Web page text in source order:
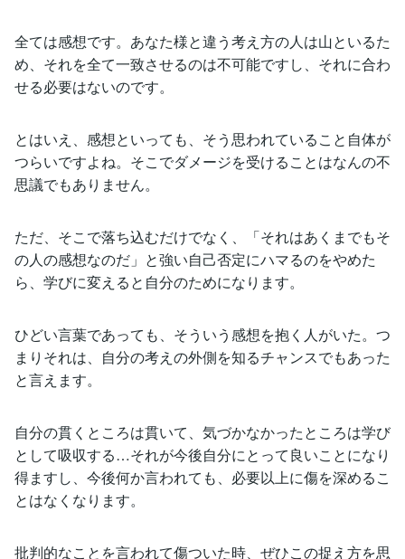
全ては感想です。あなた様と違う考え方の人は山といるた
め、それを全て一致させるのは不可能ですし、それに合わ
せる必要はないのです。
とはいえ、感想といっても、そう思われていること自体が
つらいですよね。そこでダメージを受けることはなんの不
思議でもありません。
ただ、そこで落ち込むだけでなく、「それはあくまでもそ
の人の感想なのだ」と強い自己否定にハマるのをやめた
ら、学びに変えると自分のためになります。
ひどい言葉であっても、そういう感想を抱く人がいた。つ
まりそれは、自分の考えの外側を知るチャンスでもあった
と言えます。
自分の貫くところは貫いて、気づかなかったところは学び
として吸収する…それが今後自分にとって良いことになり
得ますし、今後何か言われても、必要以上に傷を深めるこ
とはなくなります。
批判的なことを言われて傷ついた時、ぜひこの捉え方を思